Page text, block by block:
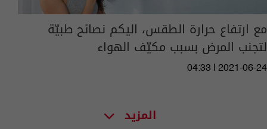
مع ارتفاع حرارة الطقس، اليكم نصائح طبيّة
لتجنب المرض بسبب مكيّف الهواء
04:33 | 2021-06-24
المزيد